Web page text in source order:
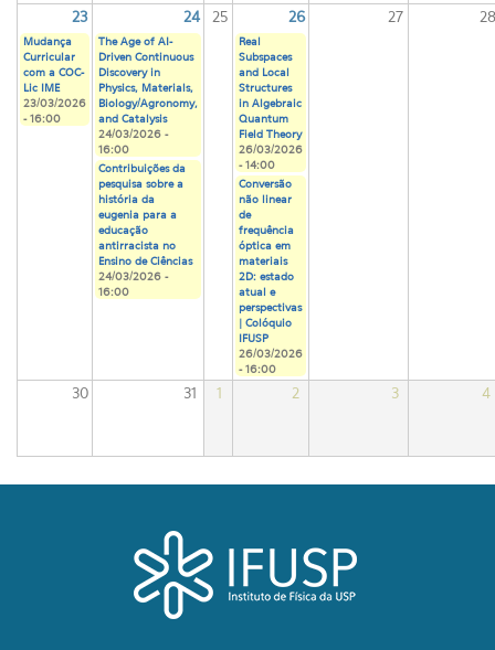
23 24 25 26 27 28
Mudança
Curricular
com a COC-
Lic IME
23/03/2026
- 16:00
The Age of AI-
Driven Continuous
Discovery in
Physics, Materials,
Biology/Agronomy,
and Catalysis
24/03/2026 -
16:00
Contribuições da
pesquisa sobre a
história da
eugenia para a
educação
antirracista no
Ensino de Ciências
24/03/2026 -
16:00
Real
Subspaces
and Local
Structures
in Algebraic
Quantum
Field Theory
26/03/2026
- 14:00
Conversão
não linear
de
frequência
óptica em
materiais
2D: estado
atual e
perspectivas
| Colóquio
IFUSP
26/03/2026
- 16:00
30 31 1 2 3 4